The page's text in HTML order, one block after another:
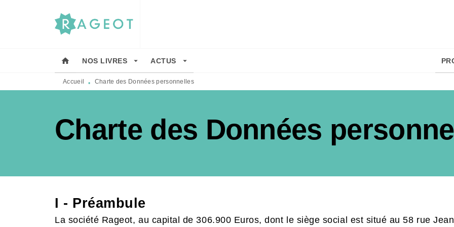
MENU RECHERCHE
home NOS LIVRES arrow_drop_down ACTUS arrow_drop_down
Accueil • Charte des Données personnelles
Charte des Données
etoile_blanche
I - Préambule
La société Rageot, au capital de 306.900 Euros, dont le siège social est situé au 58 rue